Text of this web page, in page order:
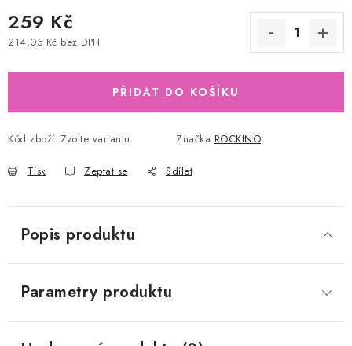
259 Kč
214,05 Kč bez DPH
PŘIDAT DO KOŠÍKU
Kód zboží: Zvolte variantu Značka:ROCKINO
Tisk Zeptat se Sdílet
Popis produktu
Parametry produktu